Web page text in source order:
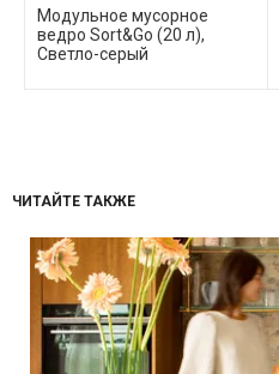
Модульное мусорное
ведро Sort&Go (20 л),
Светло-серый
ЧИТАЙТЕ ТАКЖЕ